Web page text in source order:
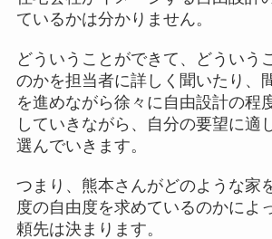
ているかは分かりません。
どういうことができて、どういう
のかを担当者に詳しく聞いたり、
を進めながら徐々に自由設計の程
していきながら、自分の要望に適
選んでいきます。
つまり、熊本さんがどのような家
度の自由度を求めているのかによ
頼先は決まります。